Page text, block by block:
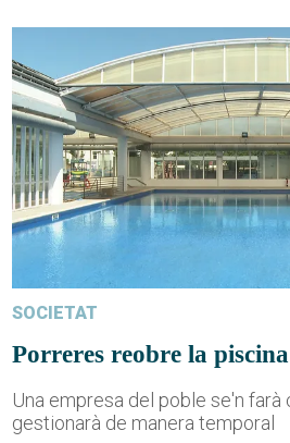
SOCIETAT
Porreres reobre la
Una empresa del poble se'n farà
gestionarà de manera temporal